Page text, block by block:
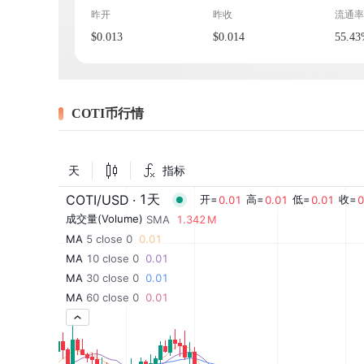
昨开
$0.013
昨收
$0.014
流通率
COTI币行情